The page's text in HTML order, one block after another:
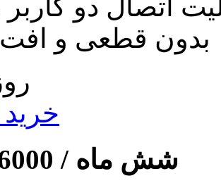
اتصال دو
بدون قطعی و
3
شش ماه /